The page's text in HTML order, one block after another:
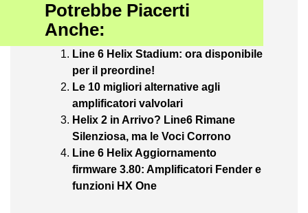
Potrebbe Piacerti
Anche:
Line 6 Helix Stadium: ora disponibile
per il preordine!
Le 10 migliori alternative agli
amplificatori valvolari
Helix 2 in Arrivo? Line6 Rimane
Silenziosa, ma le Voci Corrono
Line 6 Helix Aggiornamento
firmware 3.80: Amplificatori Fender e
funzioni HX One